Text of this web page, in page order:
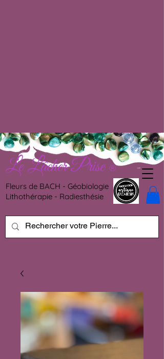
Le Lâcher Prise ®
Fleurs de BACH - Géobiologie
Lithothérapie - Radiesthésie